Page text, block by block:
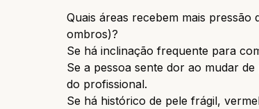
Quais áreas recebem mais
ombros)?
Se há inclinação frequente para
Se a pessoa sente dor ao mudar
do profissional.
Se há histórico de pele frágil,